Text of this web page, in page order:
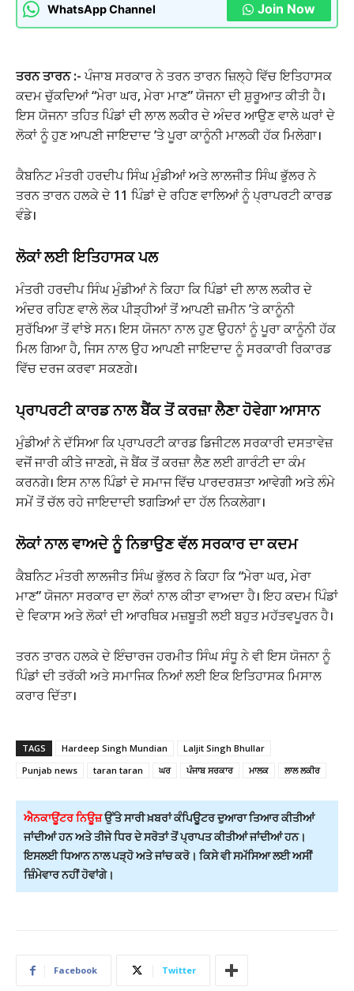
WhatsApp Channel Join Now
ਤਰਨ ਤਾਰਨ :-ਪੰਜਾਬ ਸਰਕਾਰ ਨੇ ਤਰਨ ਤਾਰਨ ਜ਼ਿਲ੍ਹੇ ਵਿੱਚ ਇਤਿਹਾਸਕ
ਕਦਮ ਚੁੱਕਦਿਆਂ “ਮੇਰਾ ਘਰ, ਮੇਰਾ ਮਾਣ” ਯੋਜਨਾ ਦੀ ਸ਼ੁਰੂਆਤ ਕੀਤੀ ਹੈ।
ਇਸ ਯੋਜਨਾ ਤਹਿਤ ਪਿੰਡਾਂ ਦੀ ਲਾਲ ਲਕੀਰ ਦੇ ਅੰਦਰ ਆਉਣ ਵਾਲੇ ਘਰਾਂ ਦੇ
ਲੋਕਾਂ ਨੂੰ ਹੁਣ ਆਪਣੀ ਜਾਇਦਾਦ ’ਤੇ ਪੂਰਾ ਕਾਨੂੰਨੀ ਮਾਲਕੀ ਹੱਕ ਮਿਲੇਗਾ।
ਕੈਬਨਿਟ ਮੰਤਰੀ ਹਰਦੀਪ ਸਿੰਘ ਮੁੰਡੀਆਂ ਅਤੇ ਲਾਲਜੀਤ ਸਿੰਘ ਭੁੱਲਰ ਨੇ
ਤਰਨ ਤਾਰਨ ਹਲਕੇ ਦੇ 11 ਪਿੰਡਾਂ ਦੇ ਰਹਿਣ ਵਾਲਿਆਂ ਨੂੰ ਪ੍ਰਾਪਰਟੀ ਕਾਰਡ
ਵੰਡੇ।
ਲੋਕਾਂ ਲਈ ਇਤਿਹਾਸਕ ਪਲ
ਮੰਤਰੀ ਹਰਦੀਪ ਸਿੰਘ ਮੁੰਡੀਆਂ ਨੇ ਕਿਹਾ ਕਿ ਪਿੰਡਾਂ ਦੀ ਲਾਲ ਲਕੀਰ ਦੇ
ਅੰਦਰ ਰਹਿਣ ਵਾਲੇ ਲੋਕ ਪੀੜ੍ਹੀਆਂ ਤੋਂ ਆਪਣੀ ਜ਼ਮੀਨ ’ਤੇ ਕਾਨੂੰਨੀ
ਸੁਰੱਖਿਆ ਤੋਂ ਵਾਂਝੇ ਸਨ। ਇਸ ਯੋਜਨਾ ਨਾਲ ਹੁਣ ਉਹਨਾਂ ਨੂੰ ਪੂਰਾ ਕਾਨੂੰਨੀ ਹੱਕ
ਮਿਲ ਗਿਆ ਹੈ, ਜਿਸ ਨਾਲ ਉਹ ਆਪਣੀ ਜਾਇਦਾਦ ਨੂੰ ਸਰਕਾਰੀ ਰਿਕਾਰਡ
ਵਿੱਚ ਦਰਜ ਕਰਵਾ ਸਕਣਗੇ।
ਪ੍ਰਾਪਰਟੀ ਕਾਰਡ ਨਾਲ ਬੈਂਕ ਤੋਂ ਕਰਜ਼ਾ ਲੈਣਾ ਹੋਵੇਗਾ ਆਸਾਨ
ਮੁੰਡੀਆਂ ਨੇ ਦੱਸਿਆ ਕਿ ਪ੍ਰਾਪਰਟੀ ਕਾਰਡ ਡਿਜੀਟਲ ਸਰਕਾਰੀ ਦਸਤਾਵੇਜ਼
ਵਜੋਂ ਜਾਰੀ ਕੀਤੇ ਜਾਣਗੇ, ਜੋ ਬੈਂਕ ਤੋਂ ਕਰਜ਼ਾ ਲੈਣ ਲਈ ਗਾਰੰਟੀ ਦਾ ਕੰਮ
ਕਰਨਗੇ। ਇਸ ਨਾਲ ਪਿੰਡਾਂ ਦੇ ਸਮਾਜ ਵਿੱਚ ਪਾਰਦਰਸ਼ਤਾ ਆਵੇਗੀ ਅਤੇ ਲੰਮੇ
ਸਮੇਂ ਤੋਂ ਚੱਲ ਰਹੇ ਜਾਇਦਾਦੀ ਝਗੜਿਆਂ ਦਾ ਹੱਲ ਨਿਕਲੇਗਾ।
ਲੋਕਾਂ ਨਾਲ ਵਾਅਦੇ ਨੂੰ ਨਿਭਾਉਣ ਵੱਲ ਸਰਕਾਰ ਦਾ ਕਦਮ
ਕੈਬਨਿਟ ਮੰਤਰੀ ਲਾਲਜੀਤ ਸਿੰਘ ਭੁੱਲਰ ਨੇ ਕਿਹਾ ਕਿ “ਮੇਰਾ ਘਰ, ਮੇਰਾ
ਮਾਣ” ਯੋਜਨਾ ਸਰਕਾਰ ਦਾ ਲੋਕਾਂ ਨਾਲ ਕੀਤਾ ਵਾਅਦਾ ਹੈ। ਇਹ ਕਦਮ ਪਿੰਡਾਂ
ਦੇ ਵਿਕਾਸ ਅਤੇ ਲੋਕਾਂ ਦੀ ਆਰਥਿਕ ਮਜ਼ਬੂਤੀ ਲਈ ਬਹੁਤ ਮਹੱਤਵਪੂਰਨ ਹੈ।
ਤਰਨ ਤਾਰਨ ਹਲਕੇ ਦੇ ਇੰਚਾਰਜ ਹਰਮੀਤ ਸਿੰਘ ਸੰਧੂ ਨੇ ਵੀ ਇਸ ਯੋਜਨਾ ਨੂੰ
ਪਿੰਡਾਂ ਦੀ ਤਰੱਕੀ ਅਤੇ ਸਮਾਜਿਕ ਨਿਆਂ ਲਈ ਇਕ ਇਤਿਹਾਸਕ ਮਿਸਾਲ
ਕਰਾਰ ਦਿੱਤਾ।
TAGS Hardeep Singh Mundian
Laljit Singh Bhullar
Punjab news
taran taran ਘਰ ਪੰਜਾਬ ਸਰਕਾਰ ਮਾਲਕ ਲਾਲ ਲਕੀਰ
ਐਨਕਾਊਂਟਰ ਨਿਊਜ਼ਉੱਤੇ ਸਾਰੀ ਖ਼ਬਰਾਂ ਕੰਪਿਊਟਰ ਦੁਆਰਾ ਤਿਆਰ ਕੀਤੀਆਂ
ਜਾਂਦੀਆਂ ਹਨ ਅਤੇ ਤੀਜੇ ਧਿਰ ਦੇ ਸਰੋਤਾਂ ਤੋਂ ਪ੍ਰਾਪਤ ਕੀਤੀਆਂ ਜਾਂਦੀਆਂ ਹਨ।
ਇਸਲਈ ਧਿਆਨ ਨਾਲ ਪੜ੍ਹੋ ਅਤੇ ਜਾਂਚ ਕਰੋ। ਕਿਸੇ ਵੀ ਸਮੱਸਿਆ ਲਈ ਅਸੀਂ
ਜ਼ਿੰਮੇਵਾਰ ਨਹੀਂ ਹੋਵਾਂਗੇ।
Facebook Twitter